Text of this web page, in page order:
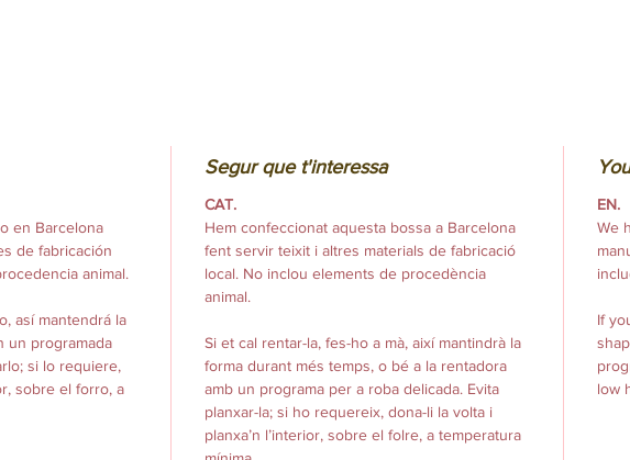
en Barcelona
de fabricación
animal.
así mantendrá la
un programada
si lo requiere,
sobre el forro, a
Segur que t'interessa
CAT.
Hem confeccionat aquesta bossa a Barcelona
fent servir teixit i altres materials de fabricació
local. No inclou elements de procedència
animal.
Si et cal rentar-la, fes-ho a mà, així mantindrà la
forma durant més temps, o bé a la rentadora
amb un programa per a roba delicada. Evita
planxar-la; si ho requereix, dona-li la volta i
planxa’n l’interior, sobre el folre, a temperatura
EN.
We
If
low